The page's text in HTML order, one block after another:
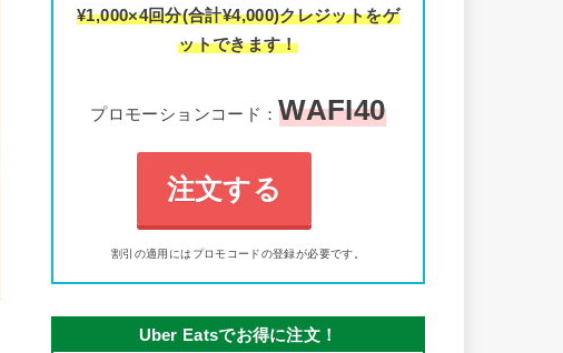
¥1,000×4回分(合計¥4,000)クレジットをゲ
ットできます！
プロモーションコード： WAFI40
注文する
割引の適用にはプロモコードの登録が必要です。
Uber Eatsでお得に注文！